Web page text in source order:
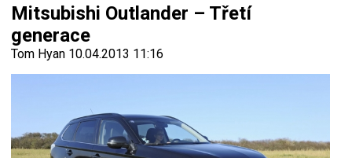
Mitsubishi Outlander – Třetí
generace
Tom Hyan 10.04.2013 11:16